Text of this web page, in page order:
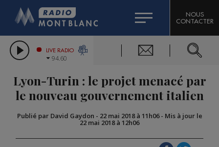
LES CHRONIQUES DE L'EXPERT
CITIZEN MACHINERY
GRAND MASSIF DOMAINES SKIABLES
BIGARD
COMPAGNIE DU MONT-BLANC
NOUS
CONTACTER
LIVE RADIO
94.60
Lyon-Turin : le projet menacé par
le nouveau gouvernement italien
Publié par David Gaydon - 22 mai 2018 à 11h06- Mis à jour le
22 mai 2018 à 12h06